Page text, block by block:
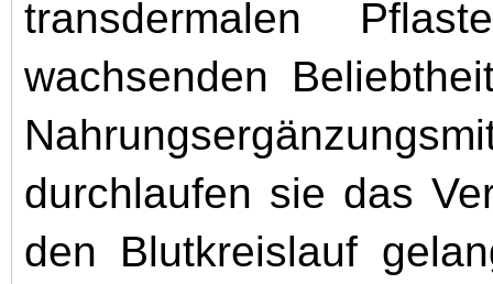
transdermalen
wachsenden
durchlaufen sie das
den Blutkreislauf